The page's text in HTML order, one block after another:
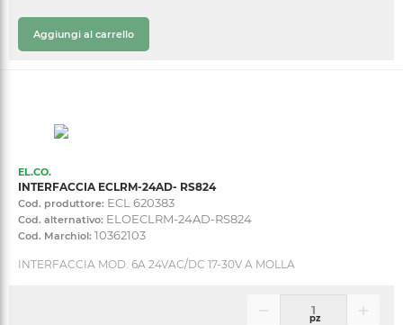
Aggiungi al carrello
EL.CO.
INTERFACCIA ECLRM-24AD- RS824
Cod. produttore: ECL 620383
Cod. alternativo: ELOECLRM-24AD-RS824
Cod. Marchiol: 10362103
INTERFACCIA MOD. 6A 24VAC/DC 17-30V A MOLLA
pz